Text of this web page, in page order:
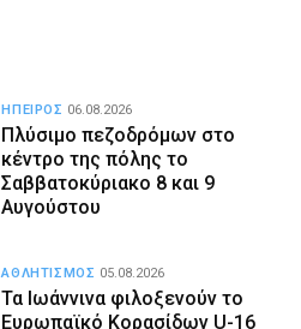
Πλύσιμο πεζοδρόμων στο
κέντρο της πόλης το
Σαββατοκύριακο 8 και 9
Αυγούστου
ΗΠΕΙΡΟΣ 06.08.2026
Τα Ιωάννινα φιλοξενούν το
Ευρωπαϊκό Κορασίδων U-16
ΑΘΛΗΤΙΣΜΟΣ 05.08.2026